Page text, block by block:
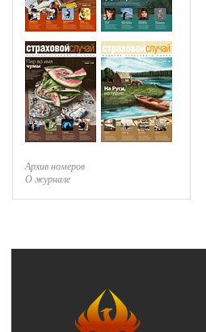
Архив номеров
О журнале